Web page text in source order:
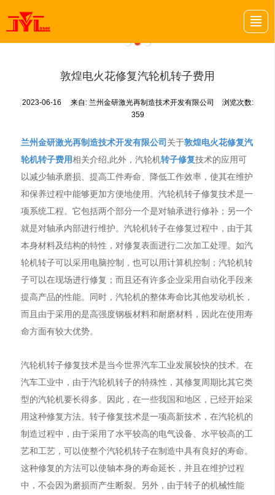
敦煌电火花修复汽轮机转子费用
2023-06-16 来自: 兰州金研激光再制造技术开发有限公司
浏览次数:
359
兰州金研激光再制造技术开发有限公司关于敦煌电火花修复汽
轮机转子费用相关介绍,此外，汽轮机转子修复技术的应用可
以减少轴承磨损、提高工件寿命、降低工作效率，使其在维护
和保养过程中能够更加方便地使用。汽轮机转子修复技术是一
项系统工程。它包括两个部分一个是对轴承进行修补；另一个
就是对轴承内部进行维护。汽轮机转子在修复过程中，由于其
本身材料及结构的特性，对修复表面进行二次加工处理。如汽
轮机转子可以采用电脑控制，也可以用计算机控制；汽轮机转
子可以在现场进行修复；而且还有许多企业采用自动化手段来
提高产品的性能。同时，汽轮机的整体寿命比其他发动机长，
而且由于采用的是高强度钢板材料和耐磨材料，因此在使用寿
命方面有较大优势。
汽轮机转子修复技术是当今世界汽车工业发展较快的技术。在
汽车工业中，由于汽轮机转子的特殊性，其修复周期比其它类
型的汽轮机要长得多。因此，在一些我国和地区，已经开始采
用这种修复方法。转子修复技术是一项高新技术，在汽轮机的
制造过程中，由于采用了水平较高的电气设备、水平较高的工
艺和工艺，可以使整个汽轮机转子在制造中具有良好的寿命。
这种修复的方法可以使轴本身的寿命延长，并且在维护过程
中，不会因为磨损而产生断裂。另外，由于转子的机械性能